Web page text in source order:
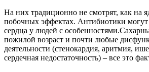
На них традиционно не смотрят, как на
побочных эффектах. Антибиотики могут
сердца у людей с
пожилой возраст и почти любые
деятельности (стенокардия, аритмия,
сердечная недостаточность) – все это